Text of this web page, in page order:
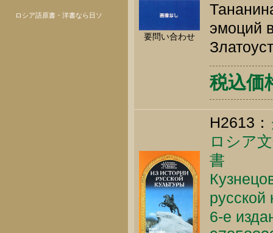
ロシア語原書・洋書なら日ソ
要問い合わせ
эмоций
税込価
H2613：
ロシア
書
русской
6-е